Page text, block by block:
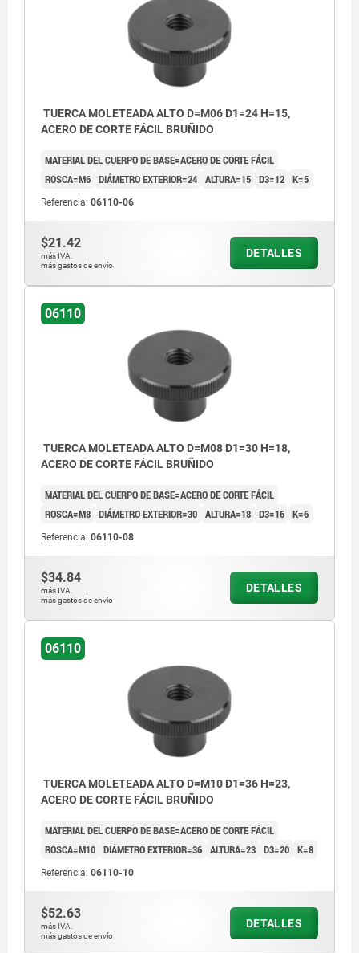
TUERCA MOLETEADA ALTO D=M06 D1=24 H=15,
ACERO DE CORTE FÁCIL BRUÑIDO
MATERIAL DEL CUERPO DE BASE=ACERO DE CORTE FÁCIL
ROSCA=M6 DIÁMETRO EXTERIOR=24 ALTURA=15 D3=12 K=5
Referencia: 06110-06
$21.42
más IVA.
más gastos de envío
DETALLES
06110
TUERCA MOLETEADA ALTO D=M08 D1=30 H=18,
ACERO DE CORTE FÁCIL BRUÑIDO
MATERIAL DEL CUERPO DE BASE=ACERO DE CORTE FÁCIL
ROSCA=M8 DIÁMETRO EXTERIOR=30 ALTURA=18 D3=16 K=6
Referencia: 06110-08
$34.84
más IVA.
más gastos de envío
DETALLES
06110
TUERCA MOLETEADA ALTO D=M10 D1=36 H=23,
ACERO DE CORTE FÁCIL BRUÑIDO
MATERIAL DEL CUERPO DE BASE=ACERO DE CORTE FÁCIL
ROSCA=M10 DIÁMETRO EXTERIOR=36 ALTURA=23 D3=20 K=8
Referencia: 06110-10
$52.63
más IVA.
más gastos de envío
DETALLES